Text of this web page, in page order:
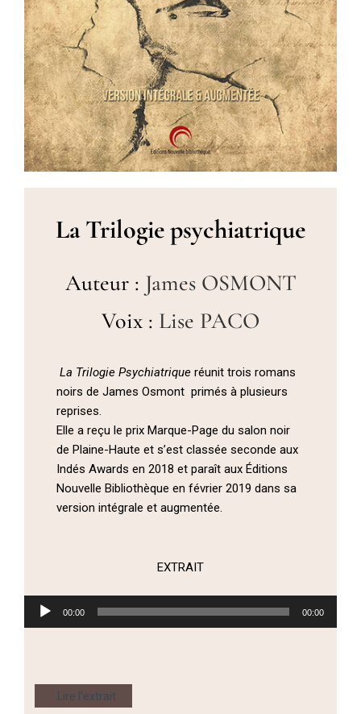
La Trilogie psychiatrique
Auteur : James OSMONT
Voix : Lise PACO
La Trilogie Psychiatrique réunit trois romans
noirs de James Osmont primés à plusieurs
reprises.
Elle a reçu le prix Marque-Page du salon noir
de Plaine-Haute et s’est classée seconde aux
Indés Awards en 2018 et paraît aux Éditions
Nouvelle Bibliothèque en février 2019 dans sa
version intégrale et augmentée.
EXTRAIT
Lecteur
00:00 00:00
Lire l'extrait